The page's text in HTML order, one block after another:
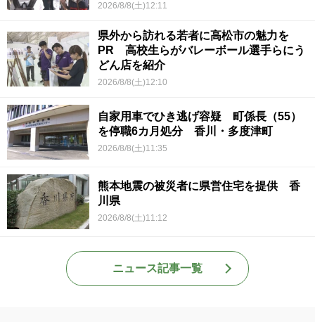
2026/8/8(土)12:11
県外から訪れる若者に高松市の魅力を
PR 高校生らがバレーボール選手らにう
どん店を紹介
2026/8/8(土)12:10
自家用車でひき逃げ容疑 町係長（55）
を停職6カ月処分 香川・多度津町
2026/8/8(土)11:35
熊本地震の被災者に県営住宅を提供 香
川県
2026/8/8(土)11:12
ニュース記事一覧